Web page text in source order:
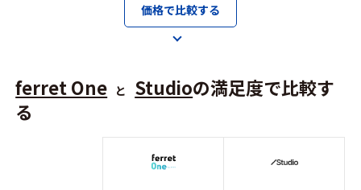
価格で比較する
ferret One と Studioの満足度で比較す
る